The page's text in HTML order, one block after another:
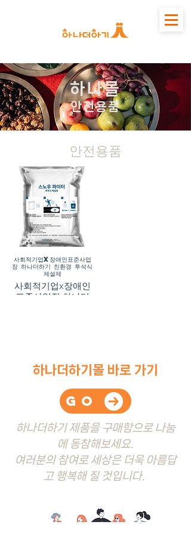
하나몰
안전용품
안전용품
사회적기업x장애인표준사업
장 하나더하기 친환경 투석식
제설제
사회적기업x장애인
표준사업장 하나더
하나더하기몰 바로 가기
go
하나더하기 제품을 구매함으로 나눔
에 동참해보세요.
​여러분의 참여로 세상은 더욱 아름답
고 행복해 질 것입니다.